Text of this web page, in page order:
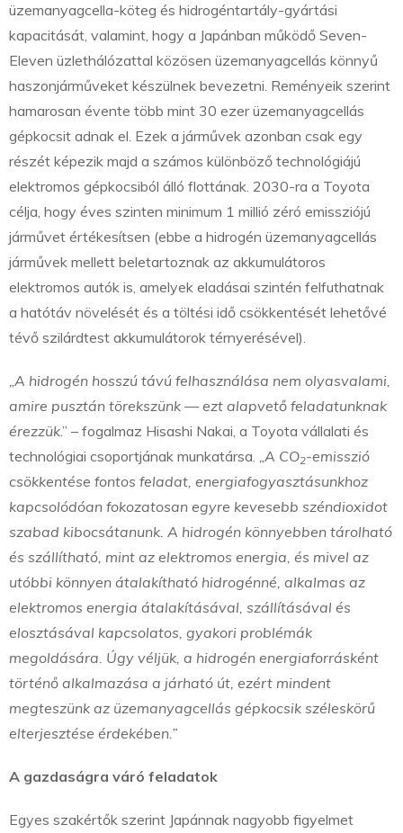
üzemanyagcella-köteg és hidrogéntartály-gyártási
kapacitását, valamint, hogy a Japánban működő Seven-
Eleven üzlethálózattal közösen üzemanyagcellás könnyű
haszonjárműveket készülnek bevezetni. Reményeik szerint
hamarosan évente több mint 30 ezer üzemanyagcellás
gépkocsit adnak el. Ezek a járművek azonban csak egy
részét képezik majd a számos különböző technológiájú
elektromos gépkocsiból álló flottának. 2030-ra a Toyota
célja, hogy éves szinten minimum 1 millió zéró emissziójú
járművet értékesítsen (ebbe a hidrogén üzemanyagcellás
járművek mellett beletartoznak az akkumulátoros
elektromos autók is, amelyek eladásai szintén felfuthatnak
a hatótáv növelését és a töltési idő csökkentését lehetővé
tévő szilárdtest akkumulátorok térnyerésével).
„A hidrogén hosszú távú felhasználása nem olyasvalami,
amire pusztán törekszünk — ezt alapvető feladatunknak
érezzük.” – fogalmaz Hisashi Nakai, a Toyota vállalati és
technológiai csoportjának munkatársa. „A CO2-emisszió
csökkentése fontos feladat, energiafogyasztásunkhoz
kapcsolódóan fokozatosan egyre kevesebb széndioxidot
szabad kibocsátanunk. A hidrogén könnyebben tárolható
és szállítható, mint az elektromos energia, és mivel az
utóbbi könnyen átalakítható hidrogénné, alkalmas az
elektromos energia átalakításával, szállításával és
elosztásával kapcsolatos, gyakori problémák
megoldására. Úgy véljük, a hidrogén energiaforrásként
történő alkalmazása a járható út, ezért mindent
megteszünk az üzemanyagcellás gépkocsik széleskörű
elterjesztése érdekében.”
A gazdaságra váró feladatok
Egyes szakértők szerint Japánnak nagyobb figyelmet